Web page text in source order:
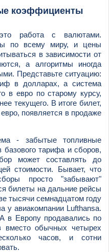
коэффициенты
работа с валютами.
по всему миру, и цены
в зависимости от
а алгоритмы иногда
Представьте ситуацию:
в долларах, а система
в евро по старому курсу,
текущего. В итоге билет,
появляется в продаже
- забытые топливные
тарифа и сборов,
может составлять до
стоимости. Бывает, что
просто "забывают"
билеты на дальние рейсы
тысячи семнадцатом году
у авиакомпании Lufthansa.
в Европу продавались по
вместо обычных четырех
часов, и сотни